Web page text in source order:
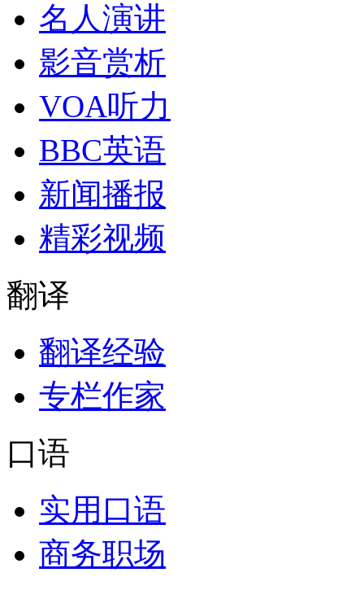
名人演讲
影音赏析
VOA听力
BBC英语
新闻播报
精彩视频
翻译
翻译经验
专栏作家
口语
实用口语
商务职场